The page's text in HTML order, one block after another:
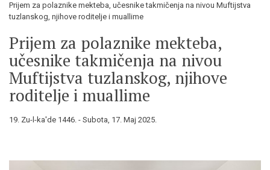
Prijem za polaznike mekteba, učesnike takmičenja na nivou Muftijstva
tuzlanskog, njihove roditelje i muallime
Prijem za polaznike mekteba,
učesnike takmičenja na nivou
Muftijstva tuzlanskog, njihove
roditelje i muallime
19. Zu-l-ka'de 1446. - Subota, 17. Maj 2025.